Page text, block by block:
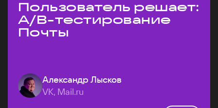
Пользователь решает:
A/B-тестирование
Почты
Александр Лысков
VK, Mail.ru